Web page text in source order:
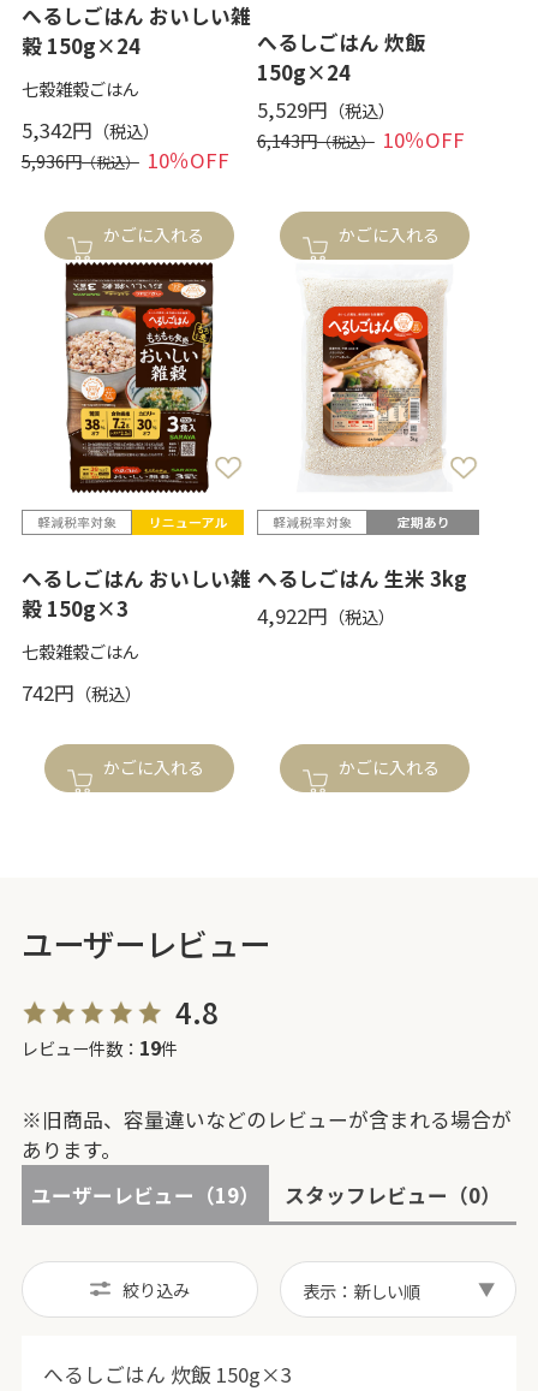
へるしごはん おいしい雑
穀 150g×24
七穀雑穀ごはん
5,342円
5,936円 10％OFF
かごに入れる
へるしごはん 炊飯
150g×24
5,529円
6,143円 10％OFF
かごに入れる
へるしごはん おいしい雑
穀 150g×3
七穀雑穀ごはん
742円
かごに入れる
へるしごはん 生米 3kg
4,922円
かごに入れる
ユーザーレビュー
4.8
レビュー件数： 19件
※旧商品、容量違いなどのレビューが含まれる場合が
あります。
ユーザーレビュー （19） スタッフレビュー （0）
絞り込み 表示：新しい順
へるしごはん 炊飯 150g×3